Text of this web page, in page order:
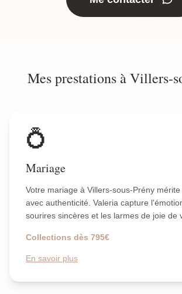
Mes prestations à Villers-
💍
Mariage
Votre mariage à Villers-sous-Prény
avec authenticité. Valeria capture
sourires sincères et les larmes de joie de
Collections dès 795€
En savoir plus